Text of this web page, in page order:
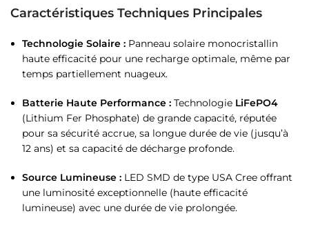
Caractéristiques Techniques Principales
Technologie Solaire : Panneau solaire monocristallin
haute efficacité pour une recharge optimale, même par
temps partiellement nuageux.
Batterie Haute Performance : Technologie LiFePO4
(Lithium Fer Phosphate) de grande capacité, réputée
pour sa sécurité accrue, sa longue durée de vie (jusqu’à
12 ans) et sa capacité de décharge profonde.
Source Lumineuse : LED SMD de type USA Cree offrant
une luminosité exceptionnelle (haute efficacité
lumineuse) avec une durée de vie prolongée.